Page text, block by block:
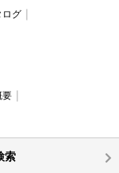
ログ
要
索